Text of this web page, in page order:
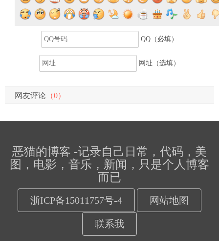
提交评论
QQ（必填）
网址（选填）
网友评论 （0）
恶猫的博客 -记录自己日常，代码，美
图，电影，音乐，新闻，只是个人博客
而已
浙ICP备15011757号-4 网站地图
联系我